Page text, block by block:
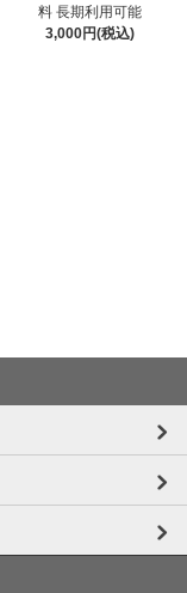
料 長期利用可能
3,000円(税込)